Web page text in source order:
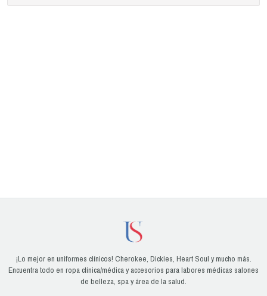
¡Lo mejor en uniformes clínicos! Cherokee, Dickies, Heart Soul y mucho más.
Encuentra todo en ropa clínica/médica y accesorios para labores médicas salones
de belleza, spa y área de la salud.